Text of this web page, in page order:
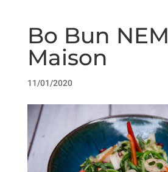
Bo Bun NEM
Maison
11/01/2020